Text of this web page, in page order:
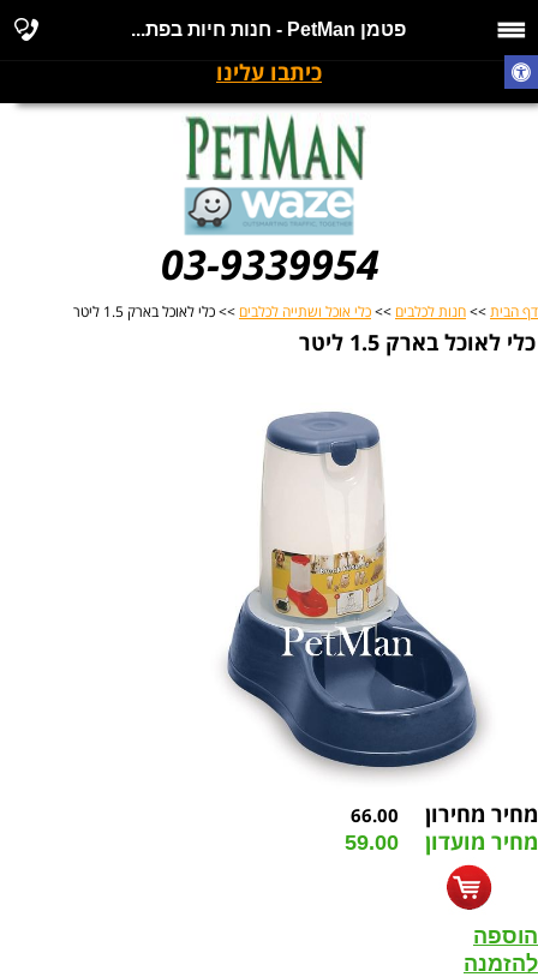
פטמן PetMan - חנות חיות בפת...
כיתבו עלינו
03-9339954
דף הבית >> חנות לכלבים >> כלי אוכל ושתייה לכלבים >> כלי לאוכל בארק 1.5 ליטר
כלי לאוכל בארק 1.5 ליטר
מחיר מחירון 66.00
מחיר מועדון 59.00
הוספה
להזמנה